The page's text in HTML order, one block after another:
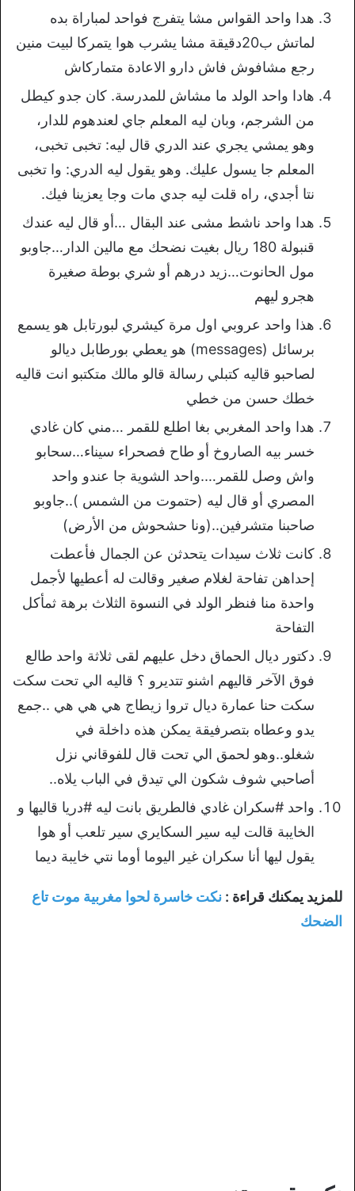
هدا واحد القواس مشا يتفرج فواحد لمباراة بده
لماتش ب20دقيقة مشا يشرب هوا يتمركا لبيت منين
رجع مشافوش فاش دارو الاعادة متماركاش
هادا واحد الولد ما مشاش للمدرسة. كان جدو كيطل
من الشرجم، وبان ليه المعلم جاي لعندهوم للدار،
وهو يمشي يجري عند الدري قال ليه: تخبى تخبى،
المعلم جا يسول عليك. وهو يقول ليه الدري: وا تخبى
نتا أجدي، راه قلت ليه جدي مات وجا يعزينا فيك.
هدا واحد ناشط مشى عند البقال …أو قال ليه عندك
قنبولة 180 ريال بغيت نضحك مع مالين الدار…جاوبو
مول الحانوت…زيد درهم أو شري بوطة صغيرة
هجرو ليهم
هذا واحد عروبي اول مرة كيشري لبورتابل هو يسمع
برسائل (messages) هو يعطي بورطابل ديالو
لصاحبو قاليه كتبلي رسالة قالو مالك متكتبو انت قاليه
خطك حسن من خطي
هدا واحد المغربي بغا اطلع للقمر …مني كان غادي
خسر بيه الصاروخ أو طاح فصحراء سيناء…سحابو
واش وصل للقمر….واحد الشوية جا عندو واحد
المصري أو قال ليه (حتموت من الشمس )..جاوبو
صاحبنا متشرفين..(ونا حشحوش من الأرض)
كانت ثلاث سيدات يتحدثن عن الجمال فأعطت
إحداهن تفاحة لغلام صغير وقالت له أعطيها لأجمل
واحدة منا فنظر الولد في النسوة الثلاث برهة ثمأكل
التفاحة
دكتور ديال الحماق دخل عليهم لقى ثلاثة واحد طالع
فوق الآخر قاليهم اشنو تتديرو ؟ قاليه الي تحت سكت
سكت حنا عمارة ديال تروا زيطاج هي هي هي ..جمع
يدو وعطاه بتصرفيقة يمكن هذه داخلة في
شغلو..وهو لحمق الي تحت قال للفوقاني نزل
أصاحبي شوف شكون الي تيدق في الباب يلاه..
واحد #سكران غادي فالطريق بانت ليه #دريا قاليها و
الخايبة قالت ليه سير السكايري سير تلعب أو هوا
يقول ليها أنا سكران غير اليوما أوما نتي خايبة ديما
للمزيد يمكنك قراءة : نكت خاسرة لحوا مغربية موت تاع
الضحك